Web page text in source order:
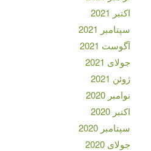
اکتبر 2021
سپتامبر 2021
آگوست 2021
جولای 2021
ژوئن 2021
نوامبر 2020
اکتبر 2020
سپتامبر 2020
جولای 2020